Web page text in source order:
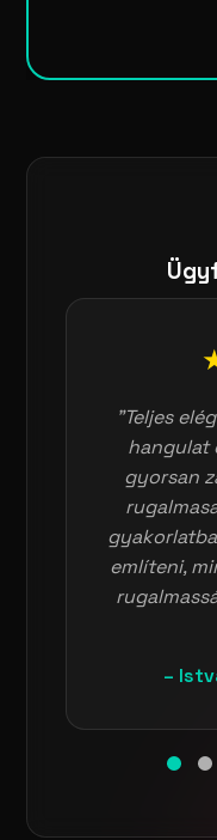
"Teljes
hangulat
gyorsan
említeni,
–